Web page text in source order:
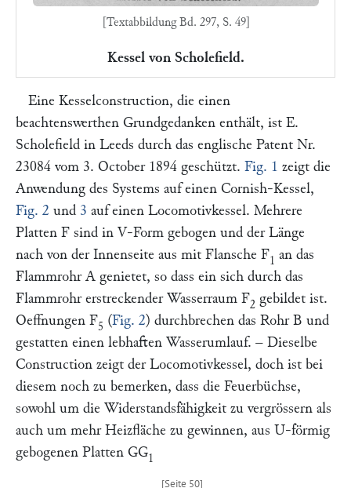
[Textabbildung Bd. 297, S. 49]
Kessel von Scholefield.
Eine Kesselconstruction, die einen
beachtenswerthen Grundgedanken enthält, ist E.
Scholefield in Leeds durch das englische Patent Nr.
23084 vom 3. October 1894 geschützt. Fig. 1 zeigt die
Anwendung des Systems auf einen Cornish-Kessel,
Fig. 2 und 3 auf einen Locomotivkessel. Mehrere
Platten F sind in V-Form gebogen und der Länge
nach von der Innenseite aus mit Flansche F1 an das
Flammrohr A genietet, so dass ein sich durch das
Flammrohr erstreckender Wasserraum F2 gebildet ist.
Oeffnungen F5 (Fig. 2) durchbrechen das Rohr B und
gestatten einen lebhaften Wasserumlauf. – Dieselbe
Construction zeigt der Locomotivkessel, doch ist bei
diesem noch zu bemerken, dass die Feuerbüchse,
sowohl um die Widerstandsfähigkeit zu vergrössern als
auch um mehr Heizfläche zu gewinnen, aus U-förmig
gebogenen Platten GG1